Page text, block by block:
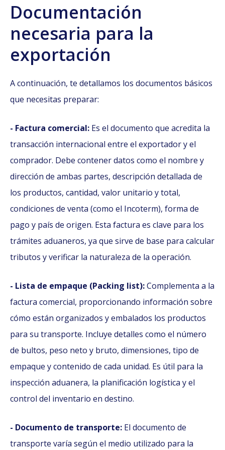
Documentación
necesaria para la
exportación
A continuación, te detallamos los documentos básicos
que necesitas preparar:
- Factura comercial: Es el documento que acredita la
transacción internacional entre el exportador y el
comprador. Debe contener datos como el nombre y
dirección de ambas partes, descripción detallada de
los productos, cantidad, valor unitario y total,
condiciones de venta (como el Incoterm), forma de
pago y país de origen. Esta factura es clave para los
trámites aduaneros, ya que sirve de base para calcular
tributos y verificar la naturaleza de la operación.
- Lista de empaque (Packing list):Complementa a la
factura comercial, proporcionando información sobre
cómo están organizados y embalados los productos
para su transporte. Incluye detalles como el número
de bultos, peso neto y bruto, dimensiones, tipo de
empaque y contenido de cada unidad. Es útil para la
inspección aduanera, la planificación logística y el
control del inventario en destino.
- Documento de transporte: El documento de
transporte varía según el medio utilizado para la